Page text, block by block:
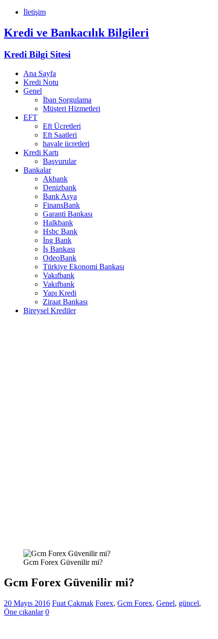
İletişim
Kredi ve Bankacılık Bilgileri
Kredi Bilgi Sitesi
Ana Sayfa
Kredi Notu
Genel
İban Sorgulama
Müşteri Hizmetleri
EFT
Eft Ücretleri
Eft Saatleri
havale ücretleri
Kredi Kartı
Başvurular
Bankalar
Akbank
Denizbank
Bank Asya
FinansBank
Garanti Bankası
Halkbank
Hsbc Bank
İng Bank
İş Bankası
OdeoBank
Türkiye Ekonomi Bankası
Vakıfbank
Vakıfbank
Yapı Kredi
Ziraat Bankası
Bireysel Krediler
Gcm Forex Güvenilir mi?
Gcm Forex Güvenilir mi?
20 Mayıs 2016 Fuat Çakmak Forex, Gcm Forex, Genel, güncel,
Öne çıkanlar 0